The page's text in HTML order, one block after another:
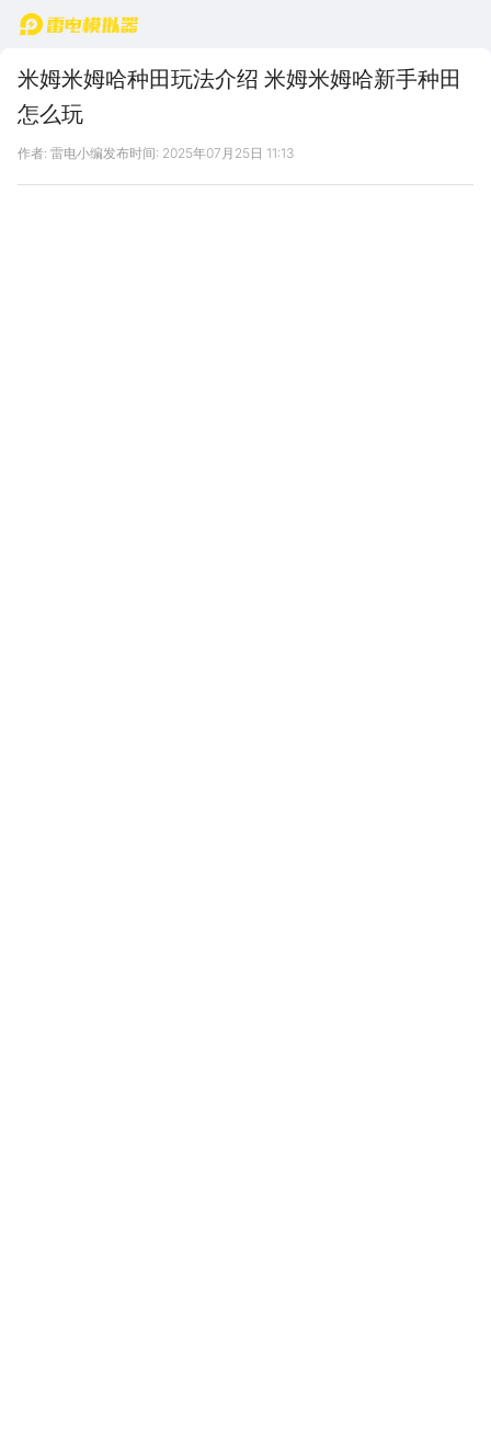
首页
米姆米姆哈种田玩法介绍 米姆米姆哈新手种田
怎么玩
作者: 雷电小编发布时间: 2025年07月25日 11:13